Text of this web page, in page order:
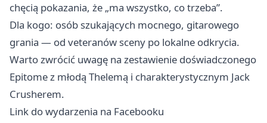
chęcią pokazania, że „ma wszystko, co trzeba”.
Dla kogo: osób szukających mocnego, gitarowego
grania — od veteranów sceny po lokalne odkrycia.
Warto zwrócić uwagę na zestawienie doświadczonego
Epitome z młodą Thelemą i charakterystycznym Jack
Crusherem.
Link do wydarzenia na Facebooku